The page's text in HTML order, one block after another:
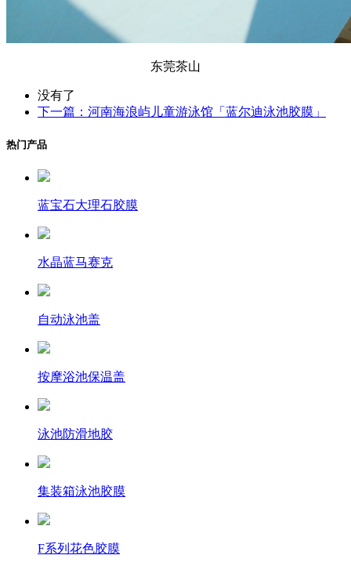
东莞茶山
没有了
下一篇：河南海浪屿儿童游泳馆「蓝尔迪泳池胶膜」
热门产品
蓝宝石大理石胶膜
水晶蓝马赛克
自动泳池盖
按摩浴池保温盖
泳池防滑地胶
集装箱泳池胶膜
F系列花色胶膜